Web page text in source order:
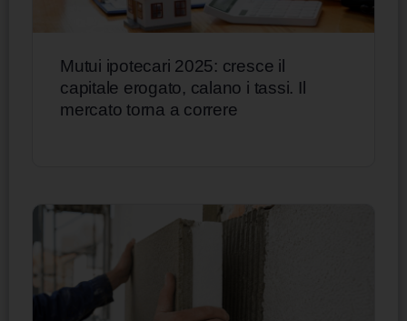
Mutui ipotecari 2025: cresce il
capitale erogato, calano i tassi. Il
mercato torna a correre